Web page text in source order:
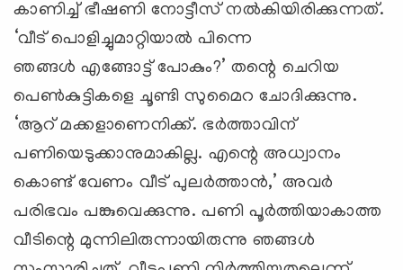
കാണിച്ച് ഭീഷണി നോട്ടീസ് നല്‍കിയിരിക്കുന്നത്.
‘വീട് പൊളിച്ചുമാറ്റിയാല്‍ പിന്നെ
ഞങ്ങള്‍ എങ്ങോട്ട് പോകും?’ തന്റെ ചെറിയ
പെണ്‍കുട്ടികളെ ചൂണ്ടി സുമൈറ ചോദിക്കുന്നു.
‘ആറ് മക്കളാണെനിക്ക്. ഭര്‍ത്താവിന്
പണിയെടുക്കാനുമാകില്ല. എന്റെ അധ്വാനം
കൊണ്ട് വേണം വീട് പുലര്‍ത്താന്‍,’ അവര്‍
പരിഭവം പങ്കുവെക്കുന്നു. പണി പൂര്‍ത്തിയാകാത്ത
വീടിന്റെ മുന്നിലിരുന്നായിരുന്നു ഞങ്ങള്‍